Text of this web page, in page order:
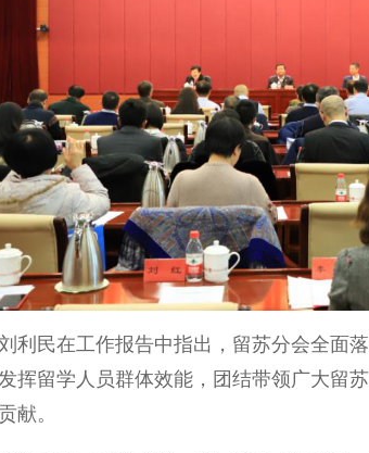
利民在工作报告中指出，留苏分会全面
挥留学人员群体效能，团结带领广大留
献。